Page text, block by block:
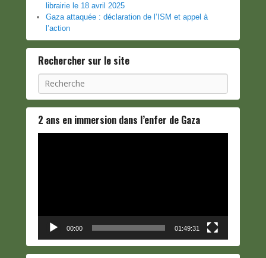
librairie le 18 avril 2025
Gaza attaquée : déclaration de l’ISM et appel à
l’action
Rechercher sur le site
Recherche
2 ans en immersion dans l’enfer de Gaza
00:00 01:49:31